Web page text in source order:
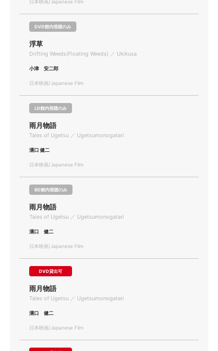
日本映画/Japanese Film
DVD館内視聴のみ
浮草
Drifting Weeds(Floating Weeds) ／ Ukikusa
小津 安二郎
日本映画/Japanese Film
LD館内視聴のみ
雨月物語
Tales of Ugetsu ／ Ugetsumonogatari
溝口 健二
日本映画/Japanese Film
BD館内視聴のみ
雨月物語
Tales of Ugetsu ／ Ugetsumonogatari
溝口 健二
日本映画/Japanese Film
DVD貸出可
雨月物語
Tales of Ugetsu ／ Ugetsumonogatari
溝口 健二
日本映画/Japanese Film